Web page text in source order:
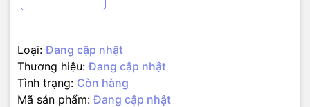
Loại: Đang cập nhật
Thương hiệu: Đang cập nhật
Tình trạng: Còn hàng
Mã sản phẩm: Đang cập nhật